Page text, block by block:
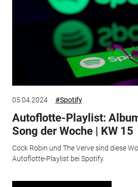
05.04.2024 #Spotify
Autoflotte-Playlist:
Song der Woche | KW 15
Cock Robin und The Verve sind diese
Autoflotte-Playlist bei Spotify.